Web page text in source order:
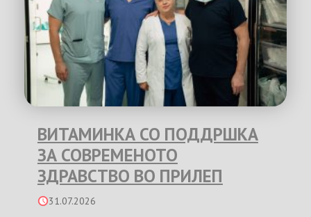
ВИТАМИНКА СО ПОДДРШКА
ЗА СОВРЕМЕНОТО
ЗДРАВСТВО ВО ПРИЛЕП
31.07.2026